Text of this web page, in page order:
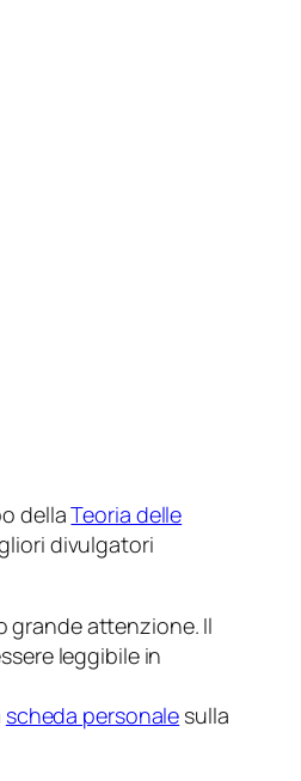
dellaTeoria delle
divulgatori
attenzione. Il
leggibile in
scheda personale sulla